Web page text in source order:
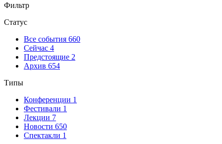
Фильтр
Статус
Все события 660
Сейчас 4
Предстоящие 2
Архив 654
Типы
Конференции 1
Фестивали 1
Лекции 7
Новости 650
Спектакли 1